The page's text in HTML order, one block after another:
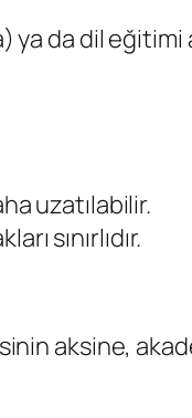
ya da dil eğitimi
uzatılabilir.
sınırlıdır.
aksine,